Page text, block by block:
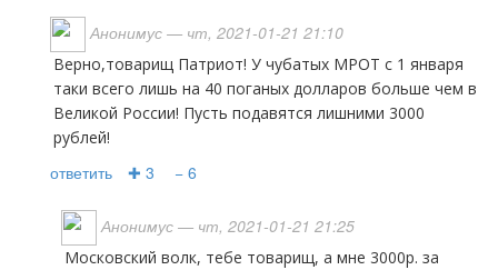
Анонимус — чт, 2021-01-21 21:10
Верно,товарищ Патриот! У чубатых МРОТ с 1 января
таки всего лишь на 40 поганых долларов больше чем в
Великой России! Пусть подавятся лишними 3000
рублей!
ответить ✚ 3 − 6
Анонимус — чт, 2021-01-21 21:25
Московский волк, тебе товарищ, а мне 3000р. за